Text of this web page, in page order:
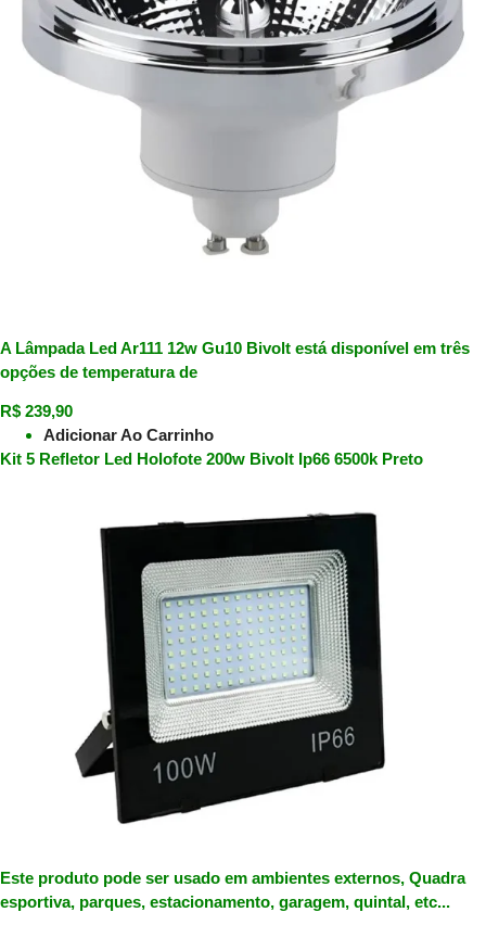
A Lâmpada Led Ar111 12w Gu10 Bivolt está disponível em três
opções de temperatura de
R$ 239,90
Adicionar Ao Carrinho
Kit 5 Refletor Led Holofote 200w Bivolt Ip66 6500k Preto
Este produto pode ser usado em ambientes externos, Quadra
esportiva, parques, estacionamento, garagem, quintal, etc...